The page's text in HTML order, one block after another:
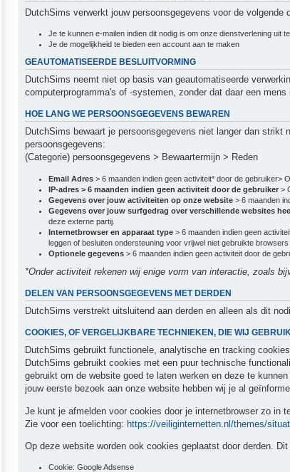
DutchSims verwerkt jouw persoonsgegevens voor de volgende
Je te kunnen e-mailen indien dit nodig is om onze dienstverlening uit
Je de mogelijkheid te bieden een account aan te maken
GEAUTOMATISEERDE BESLUITVORMING
DutchSims neemt niet op basis van geautomatiseerde
computerprogramma's of -systemen, zonder dat daar een
HOE LANG WE PERSOONSGEGEVENS BEWAREN
DutchSims bewaart je persoonsgegevens niet langer dan strikt
persoonsgegevens:
(Categorie) persoonsgegevens > Bewaartermijn > Reden
Email Adres > 6 maanden indien geen activiteit* door de gebruiker>
IP-adres > 6 maanden indien geen activiteit door de gebruiker >
Gegevens over jouw activiteiten op onze website > 6 maanden
Gegevens over jouw surfgedrag over verschillende websites
deze externe partij.
Internetbrowser en apparaat type > 6 maanden indien geen
leggen of besluiten ondersteuning voor vrijwel niet gebruikte browsers
Optionele gegevens > 6 maanden indien geen activiteit door de
*Onder activiteit rekenen wij enige vorm van interactie, zoals
DELEN VAN PERSOONSGEGEVENS MET DERDEN
DutchSims verstrekt uitsluitend aan derden en alleen als dit
COOKIES, OF VERGELIJKBARE TECHNIEKEN, DIE WIJ
DutchSims gebruikt functionele, analytische en tracking
DutchSims gebruikt cookies met een puur technische
gebruikt om de website goed te laten werken en deze te
jouw eerste bezoek aan onze website hebben wij je al
Je kunt je afmelden voor cookies door je internetbrowser zo in
Zie voor een toelichting: https://veiliginternetten.nl/themes/
Op deze website worden ook cookies geplaatst door derden.
Cookie: Google Adsense